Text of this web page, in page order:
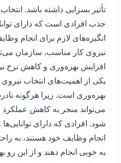
تأثیر بسزایی داشته باشد.
جذب افرادی است که دارای
انگیزه‌های لازم برای انجام
نیروی کار مناسب، سازمان
افزایش بهره‌وری و کاهش نرخ
یکی از اهمیت‌های انتخاب
بهره‌وری است. زیرا هرگونه
می‌تواند منجر به کاهش
شود. افرادی که دارای
انجام وظایف خود هستند، به
به خوبی انجام دهند و از این